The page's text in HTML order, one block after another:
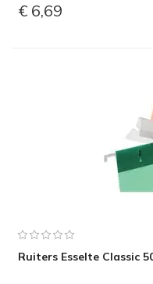
€ 6,69
Ruiters Esselte Classic